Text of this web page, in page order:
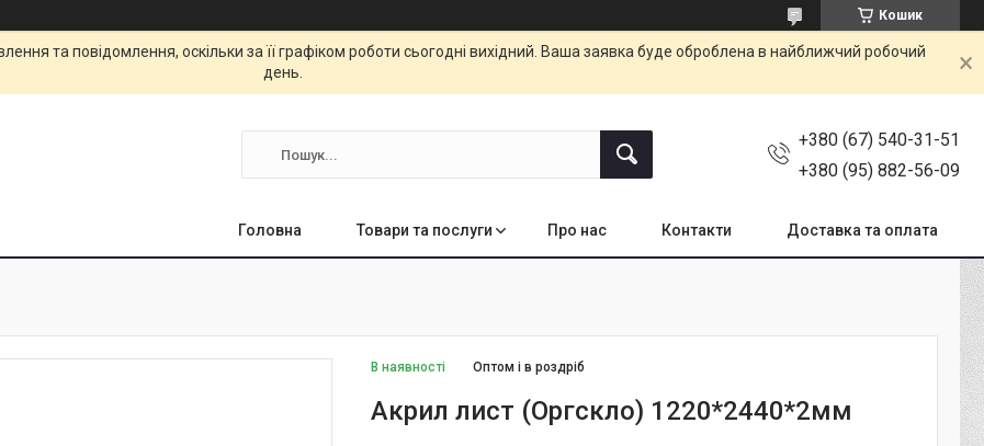
Кошик
та повідомлення, оскільки за її графіком роботи сьогодні вихідний. Ваша заявка буде оброблена в найближчий робочий
день.
+380 (67) 540-31-51
+380 (95) 882-56-09
Головна Товари та послуги Про нас Контакти Доставка та оплата
В наявності Оптом і в роздріб
Акрил лист (Оргскло) 1220*2440*2мм